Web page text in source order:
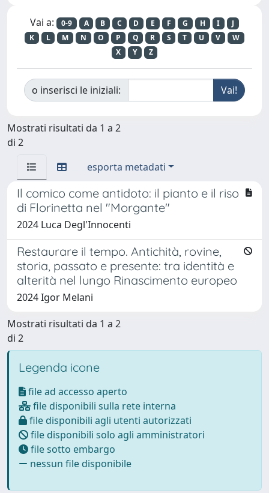
Vai a: 0-9 A B C D E F G H I
J
K
L M N O P Q R S T U V
W
X
Y Z
o inserisci le iniziali:
Mostrati risultati da 1 a 2
di 2
esporta metadati
Il comico come antidoto: il pianto e il riso
di Florinetta nel "Morgante"
2024 Luca Degl'Innocenti
Restaurare il tempo. Antichità, rovine,
storia, passato e presente: tra identità e
alterità nel lungo Rinascimento europeo
2024 Igor Melani
Mostrati risultati da 1 a 2
di 2
Legenda icone
file ad accesso aperto
file disponibili sulla rete interna
file disponibili agli utenti autorizzati
file disponibili solo agli amministratori
file sotto embargo
nessun file disponibile